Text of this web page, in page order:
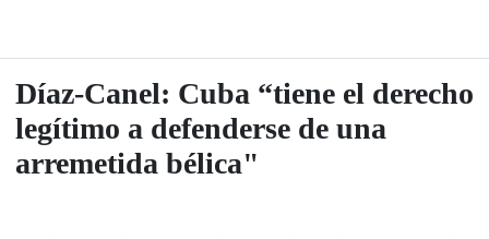
Díaz-Canel: Cuba “tiene el derecho
legítimo a defenderse de una
arremetida bélica"